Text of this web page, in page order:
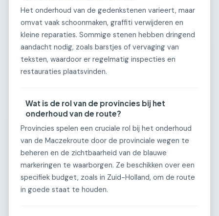
Het onderhoud van de gedenkstenen varieert, maar
omvat vaak schoonmaken, graffiti verwijderen en
kleine reparaties. Sommige stenen hebben dringend
aandacht nodig, zoals barstjes of vervaging van
teksten, waardoor er regelmatig inspecties en
restauraties plaatsvinden.
Wat is de rol van de provincies bij het
onderhoud van de route?
Provincies spelen een cruciale rol bij het onderhoud
van de Maczekroute door de provinciale wegen te
beheren en de zichtbaarheid van de blauwe
markeringen te waarborgen. Ze beschikken over een
specifiek budget, zoals in Zuid-Holland, om de route
in goede staat te houden.